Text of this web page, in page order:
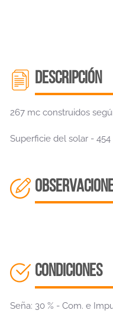
descripción
267 mc construidos
Superficie del solar - 454
CONDICIONES
Seña: 30 % - Com. e